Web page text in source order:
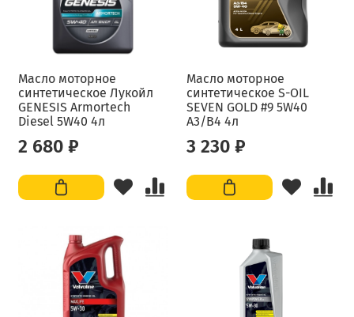
Масло моторное
синтетическое Лукойл
GENESIS Armortech
Diesel 5W40 4л
2 680 ₽
Масло моторное
синтетическое S-OIL
SEVEN GOLD #9 5W40
A3/B4 4л
3 230 ₽